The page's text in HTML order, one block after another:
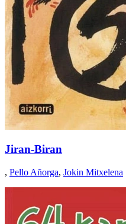
Jiran-Biran
, Pello Añorga, Jokin Mitxelena